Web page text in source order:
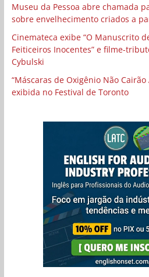
Museu da Pessoa abre chamada
sobre envelhecimento criados a
Cinemateca exibe “O Manuscrito
Feiticeiros Inocentes” e filme-
Cybulski
“Máscaras de Oxigênio Não
exibida no Festival de Toronto